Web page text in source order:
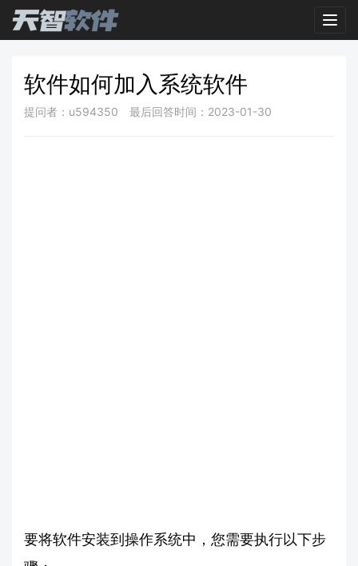
软件如何加入系统软件
提问者：u594350 最后回答时间：2023-01-30
要将软件安装到操作系统中，您需要执行以下步